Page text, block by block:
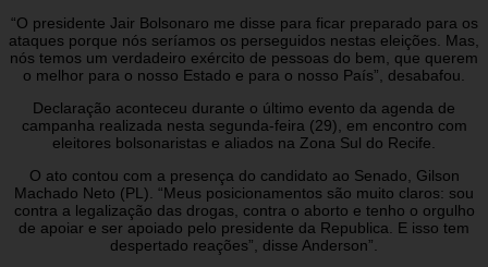
“O presidente Jair Bolsonaro me disse para ficar preparado para os
ataques porque nós seríamos os perseguidos nestas eleições. Mas,
nós temos um verdadeiro exército de pessoas do bem, que querem
o melhor para o nosso Estado e para o nosso País”, desabafou.
Declaração aconteceu durante o último evento da agenda de
campanha realizada nesta segunda-feira (29), em encontro com
eleitores bolsonaristas e aliados na Zona Sul do Recife.
O ato contou com a presença do candidato ao Senado, Gilson
Machado Neto (PL). “Meus posicionamentos são muito claros: sou
contra a legalização das drogas, contra o aborto e tenho o orgulho
de apoiar e ser apoiado pelo presidente da Republica. E isso tem
despertado reações”, disse Anderson”.